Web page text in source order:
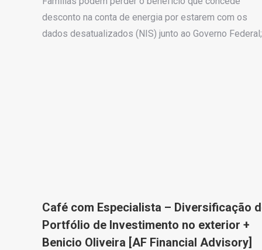
desconto na conta de energia por estarem com os
dados desatualizados (NIS) junto ao Governo Federal;
Café com Especialista – Diversificação
Portfólio de Investimento no exterior +
Benicio Oliveira [AF Financial Advisory]